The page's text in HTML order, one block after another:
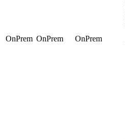
OnPrem OnPrem OnPrem